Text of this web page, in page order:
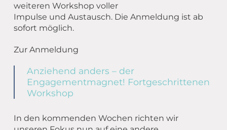
weiteren Workshop voller
Impulse und Austausch. Die Anmeldung ist ab
sofort möglich.
Zur Anmeldung
Anziehend anders – der
Engagementmagnet! Fortgeschrittenen
Workshop
In den kommenden Wochen richten wir